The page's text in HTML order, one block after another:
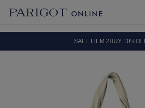
SALE ITEM 2BUY
8.5 wedに会員プログラムが生まれ変